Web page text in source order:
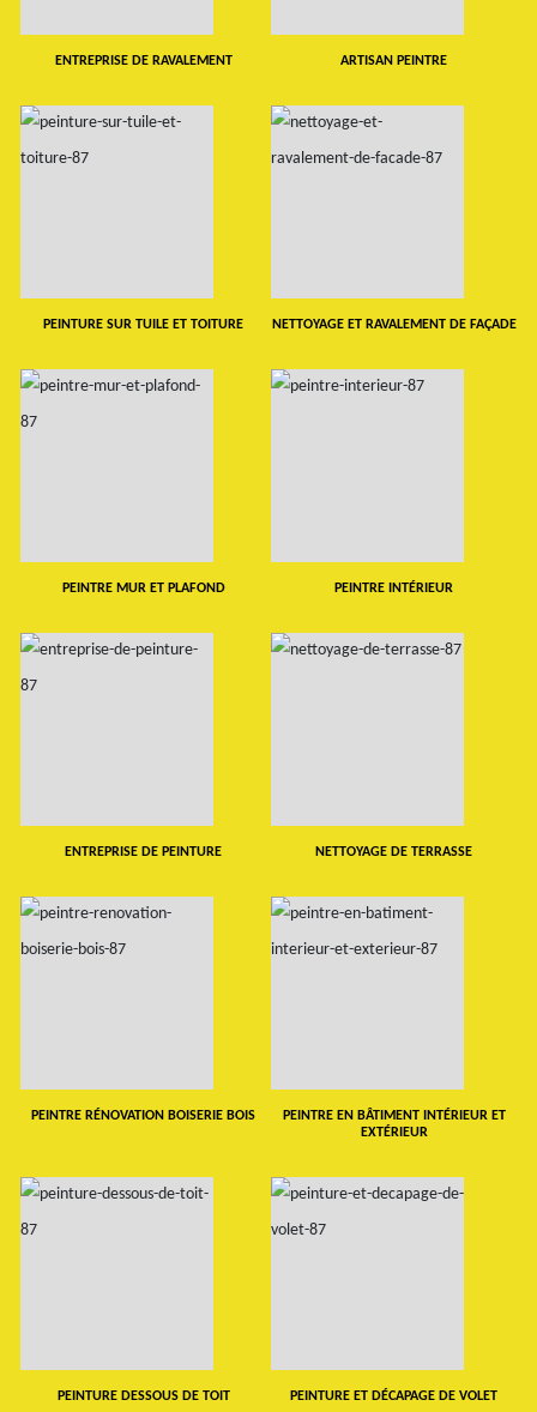
ENTREPRISE DE RAVALEMENT ARTISAN PEINTRE
PEINTURE SUR TUILE ET TOITURE NETTOYAGE ET RAVALEMENT DE FAÇADE
PEINTRE MUR ET PLAFOND PEINTRE INTÉRIEUR
ENTREPRISE DE PEINTURE NETTOYAGE DE TERRASSE
PEINTRE RÉNOVATION BOISERIE BOIS
PEINTRE EN BÂTIMENT INTÉRIEUR ET
EXTÉRIEUR
PEINTURE DESSOUS DE TOIT PEINTURE ET DÉCAPAGE DE VOLET